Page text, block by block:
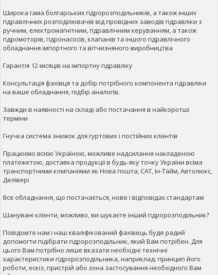
Широка гама болгарських гідророзподільників, а також інших
гідравлічних розподілювачів від провідних заводів гідравліки з
ручним, електромагнітним, гідравлічним керуванням, а також
гідромоторів, гідронасосів, клапанів та іншого гідравлічного
обладнання імпортного та вітчизняного виробництва
Гарантія 12 місяців на імпортну гідравліку
Консультація фахівця та добір потрібного компонента гідравліки
на ваше обладнання, підбір аналогів.
Завжди в наявності на складі або постачання в найкоротші
терміни
Гнучка система знижок для гуртових і постійних клієнтів
Працюємо всією Україною, можливе надсилання накладеною
платежетою, доставка продукції в будь-яку точку України всіма
транспортними компаніями як Нова пошта, САТ, Ін-Тайм, Автолюкс,
Делівері
Все обладнання, що постачається, нове і відповідає стандартам
Шанувані клієнти, можливо, ви шукаєте інший гідророзподільник?
Повідомте нам і наш кваліфікований фахівець буде радий
допомогти підібрати гідророзподільник, який Вам потрібен. Для
цього Вам потрібно лише вказати необхідні технічні
характеристики гідророзподільника, наприклад: принцип його
роботи, ескіз, пристрій або зона застосування необхідного Вам